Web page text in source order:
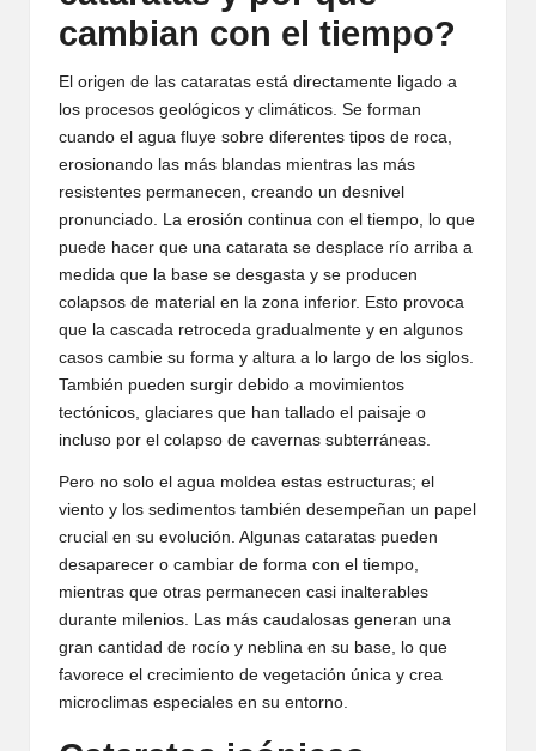
cambian con el tiempo?
El origen de las cataratas está directamente ligado a
los procesos geológicos y climáticos. Se forman
cuando el agua fluye sobre diferentes tipos de roca,
erosionando las más blandas mientras las más
resistentes permanecen, creando un desnivel
pronunciado. La erosión continua con el tiempo, lo que
puede hacer que una catarata se desplace río arriba a
medida que la base se desgasta y se producen
colapsos de material en la zona inferior. Esto provoca
que la cascada retroceda gradualmente y en algunos
casos cambie su forma y altura a lo largo de los siglos.
También pueden surgir debido a movimientos
tectónicos, glaciares que han tallado el paisaje o
incluso por el colapso de cavernas subterráneas.
Pero no solo el agua moldea estas estructuras; el
viento y los sedimentos también desempeñan un papel
crucial en su evolución. Algunas cataratas pueden
desaparecer o cambiar de forma con el tiempo,
mientras que otras permanecen casi inalterables
durante milenios. Las más caudalosas generan una
gran cantidad de rocío y neblina en su base, lo que
favorece el crecimiento de vegetación única y crea
microclimas especiales en su entorno.